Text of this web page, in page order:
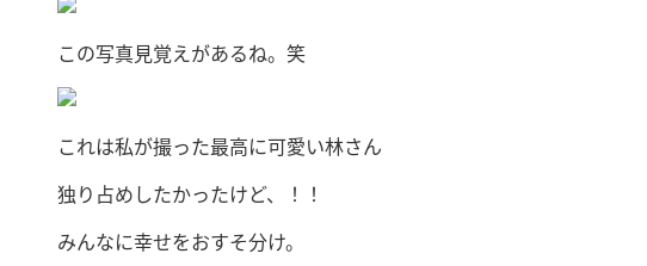
この写真見覚えがあるね。笑
これは私が撮った最高に可愛い林さん
独り占めしたかったけど、！！
みんなに幸せをおすそ分け。